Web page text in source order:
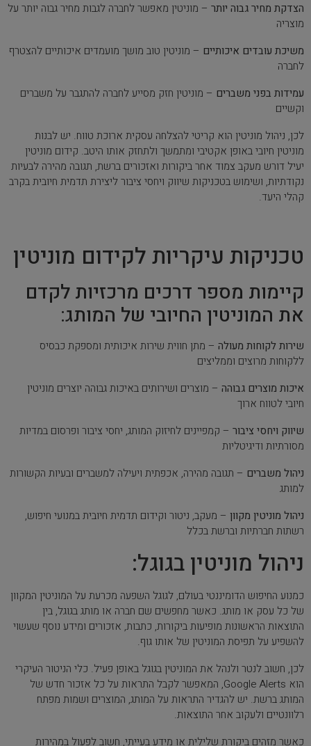
הצדקת מחיר גבוה יותר – מוניטין מאפשר לחברה לגבות מחיר גבוה יותר על
מוצריה
משיכת עובדים איכותיים – מוניטין טוב מושך מועמדים איכותיים להצטרף
לחברה
עמידות בפני משברים – מוניטין חזק מסייע לחברה להתגבר על משברים
וקשיים
לכן, ניהול מוניטין הוא קריטי להצלחה עסקית ארוכת טווח. יש לבנות
מוניטין חיובי באופן אקטיבי ומתמשך ולתחזק אותו היטב. קידום מוניטין
יעיל דורש מעקב צמוד אחר ביקורות ואזכורים ברשת, תגובה מהירה לבעיות
נקודתיות, ושימוש בטכניקות שיווק ויחסי ציבור ליצירת תדמית חיובית בקרב
קהלי היעד.
טכניקות עיקריות לקידום מוניטין
קיימות מספר דרכים מרכזיות לקדם
את המוניטין החיובי של המותג:
שירות לקוחות מעולה – מתן חווית שירות איכותית ומספקת כבסיס
ללקוחות מרוצים וממליצים
איכות מוצרים גבוהה – מוצרים ושירותים באיכות גבוהה יוצרים מוניטין
חיובי לטווח ארוך
שיווק ויחסי ציבור – קמפיינים לחיזוק המותג, יחסי ציבור ופרסום במדיות
מסורתיות ודיגיטליות
ניהול משברים – תגובה מהירה, אכפתית ויעילה למשברים ובעיות הקשורות
למותג
ניהול מוניטין מקוון – מעקב, ניטור וקידום תדמית חיובית במנועי חיפוש,
רשתות חברתיות וברשת בכלל
ניהול מוניטין בגוגל:
כמנוע החיפוש הדומיננטי בעולם, לגוגל השפעה מכרעת על המוניטין המקוון
של כל עסק או מותג. כאשר מחפשים שם חברה או מותג בגוגל, בין
התוצאות הראשונות מופיעות ביקורות, כתבות, אזכורים ומידע נוסף שעשוי
להשפיע על תפיסת המוניטין של אותו גוף.
לכן, חשוב לנטר ולנהל את המוניטין בגוגל באופן פעיל. כלי הניטור העיקרי
הוא Google Alerts, המאפשר לקבל התראות על כל אזכור חדש של
המותג ברשת. יש להגדיר התראות על המותג, המוצרים ושמות מפתח
רלוונטיים ולעקוב אחר התוצאות.
כאשר מזהים ביקורת שלילית או מידע בעייתי, חשוב לפעול במהירות